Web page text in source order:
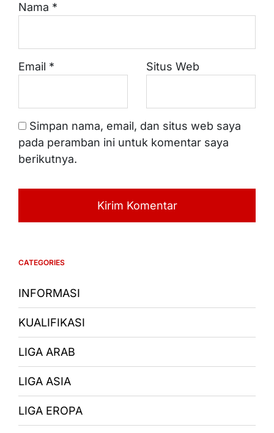
Nama *
Email * Situs Web
Simpan nama, email, dan situs web saya
pada peramban ini untuk komentar saya
berikutnya.
CATEGORIES
INFORMASI
KUALIFIKASI
LIGA ARAB
LIGA ASIA
LIGA EROPA